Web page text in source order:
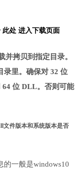
此处 进入下载页面
并拷贝到指定目录。
录里。确保对 32 位
64 位 DLL。否则可能
文件版本和系统版本是否
的一般是windows10